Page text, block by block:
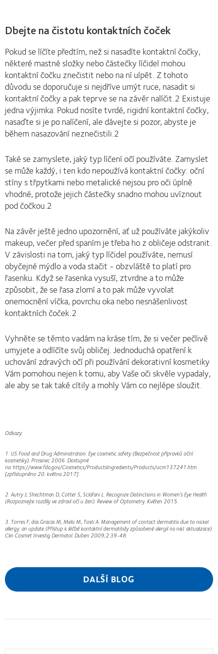
Dbejte na čistotu kontaktních čoček
Pokud se líčíte předtím, než si nasadíte kontaktní čočky,
některé mastné složky nebo částečky líčidel mohou
kontaktní čočku znečistit nebo na ní ulpět. Z tohoto
důvodu se doporučuje si nejdříve umýt ruce, nasadit si
kontaktní čočky a pak teprve se na závěr nalíčit.2 Existuje
jedna výjimka: Pokud nosíte tvrdé, rigidní kontaktní čočky,
nasaďte si je po nalíčení, ale dávejte si pozor, abyste je
během nasazování neznečistili.2
Také se zamyslete, jaký typ líčení očí používáte. Zamyslet
se může každý, i ten kdo nepoužívá kontaktní čočky: oční
stíny s třpytkami nebo metalické nejsou pro oči úplně
vhodné, protože jejich částečky snadno mohou uvíznout
pod čočkou.2
Na závěr ještě jedno upozornění, ať už používáte jakýkoliv
makeup, večer před spaním je třeba ho z obličeje odstranit.
V závislosti na tom, jaký typ líčidel používáte, nemusí
obyčejné mýdlo a voda stačit - obzvláště to platí pro
řasenku. Když se řasenka vysuší, ztvrdne a to může
způsobit, že se řasa zlomí a to pak může vyvolat
onemocnění víčka, povrchu oka nebo nesnášenlivost
kontaktních čoček.2
Vyhněte se těmto vadám na kráse tím, že si večer pečlivě
umyjete a odlíčíte svůj obličej. Jednoduchá opatření k
uchování zdravých očí při používání dekorativní kosmetiky
Vám pomohou nejen k tomu, aby Vaše oči skvěle vypadaly,
ale aby se tak také cítily a mohly Vám co nejlépe sloužit.
Odkazy:
1. US Food and Drug Administration. Eye cosmetic safety (Bezpečnost přípravků oční
kosmetiky). Prosinec 2006. Dostupné
na: https://www.fda.gov/Cosmetics/ProductsIngredients/Products/ucm137241.htm
[zpřístupněno 20. května 2017].
2. Autry J, Shechtman D, Cotter S, Sclafani L. Recognize Distinctions in Women's Eye Health
(Rozpoznejte rozdíly ve zdraví očí u žen). Review of Optometry. Květen 2015.
3. Torres F, das Gracas M, Melo M, Tosti A. Management of contact dermatitis due to nickel
allergy: an update (Přístup k léčbě kontaktní dermatitidy způsobené alergií na nikl: aktualizace).
Clin Cosmet Investig Dermatol. Duben 2009;2:39-48.
DALŠÍ BLOG